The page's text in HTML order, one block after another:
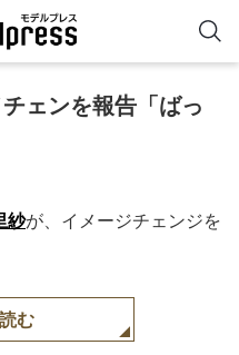
ェンを報告「ばっ
紗が、イメージチェンジを
む